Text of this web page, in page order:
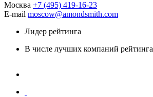
Москва +7 (495) 419-16-23
E-mail moscow@amondsmith.com
Лидер рейтинга
В числе лучших компаний рейтинга